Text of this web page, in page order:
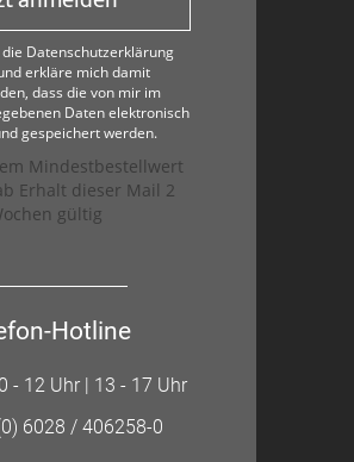
die Datenschutzerklärung
erkläre mich damit
dass die von mir im
Daten elektronisch
gespeichert werden.
Mindestbestellwert
Erhalt dieser Mail 2
gültig
Hotline
- 12 Uhr | 13 - 17 Uhr
6028 / 406258-0